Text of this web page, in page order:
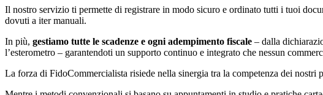
Il nostro servizio ti permette di registrare in modo sicuro e ordinato tutti i tuoi
dovuti a iter manuali.
In più, gestiamo tutte le scadenze e ogni adempimento fiscale – dalla
l’esterometro – garantendoti un supporto continuo e integrato che nessun
La forza di FidoCommercialista risiede nella sinergia tra la competenza dei nostri